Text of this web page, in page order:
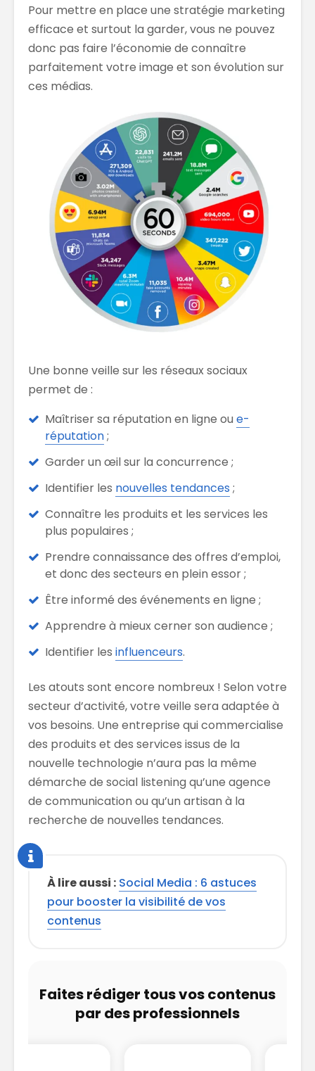
Pour mettre en place une stratégie marketing
efficace et surtout la garder, vous ne pouvez
donc pas faire l’économie de connaître
parfaitement votre image et son évolution sur
ces médias.
Une bonne veille sur les réseaux sociaux
permet de :
Maîtriser sa réputation en ligne ou e-
réputation;
Garder un œil sur la concurrence ;
Identifier les nouvelles tendances ;
Connaître les produits et les services les
plus populaires ;
Prendre connaissance des offres d’emploi,
et donc des secteurs en plein essor ;
Être informé des événements en ligne ;
Apprendre à mieux cerner son audience ;
Identifier les influenceurs.
Les atouts sont encore nombreux ! Selon votre
secteur d’activité, votre veille sera adaptée à
vos besoins. Une entreprise qui commercialise
des produits et des services issus de la
nouvelle technologie n’aura pas la même
démarche de social listening qu’une agence
de communication ou qu’un artisan à la
recherche de nouvelles tendances.
À lire aussi : Social Media : 6 astuces
pour booster la visibilité de vos
contenus
Faites rédiger tous vos contenus
par des professionnels